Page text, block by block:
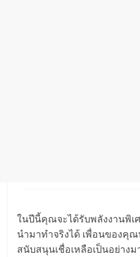
ในปีนี้คุณจะได้รับพลังงานพิเ
นำมาทำจริงได้ เพื่อนของคุ
สนับสนุนเชื่อเหลือเป็นอย่าง